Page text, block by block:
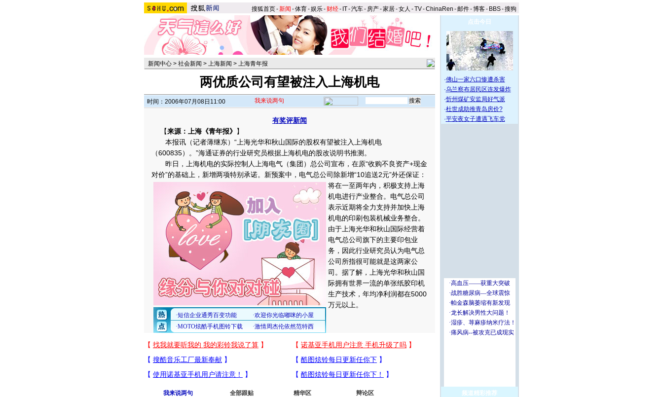
搜狐首页-新闻 -体育-娱乐- 财经- IT-汽车- 房产-家居-女人 -TV-ChinaRen -邮件-博客- BBS-搜狗
新闻中心 > 社会新闻 > 上海新闻 > 上海青年报
两优质公司有望被注入上海机电
时间：2006年07月08日11:00 我来说两句
有奖评新闻
【来源：上海《青年报》 】
本报讯（记者薄继东）“上海光华和秋山国际的股权有望被注入上海机电
（600835）。”海通证券的行业研究员根据上海机电的股改说明书推测。
昨日，上海机电的实际控制人上海电气（集团）总公司宣布，在原“收购不良资产+现金
对价”的基础上，新增两项特别承诺。 新预案中，电气总公司除新增“10追送2元”外还保证：
将在一至两年内，积极支持上海
机电进行产业整合。电气总公司
表示近期将全力支持并加快上海
机电的印刷包装机械业务整合。
由于上海光华和秋山国际经营着
电气总公司旗下的主要印包业
务，因此行业研究员认为电气总
公司所指很可能就是这两家公
司。据了解，上海光华和秋山国
际拥有世界一流的单张纸胶印机
生产技术，年均净利润都在5000
万元以上。
我来说两句 全部跟贴 精华区 辩论区
点击今日
·佛山一家六口惨遭杀害
·乌兰察布居民区连发爆炸
·忻州煤矿安监局好气派
·杜世成助推青岛房价?
·平安夜女子遭遇飞车党
频道精彩推荐